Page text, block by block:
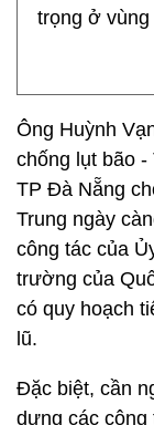
trọng ở
Ông Huỳnh
chống lụt bão
TP Đà Nẵng
Trung ngày
công tác của
trường của
có quy hoạch
lũ.
Đặc biệt, cần
dựng các